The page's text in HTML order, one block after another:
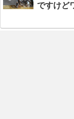
ですけど